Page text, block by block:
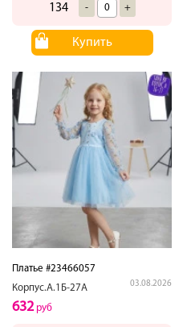
134 - +
Купить
Платье #23466057
Корпус.А.1Б-27А
03.08.2026
632руб